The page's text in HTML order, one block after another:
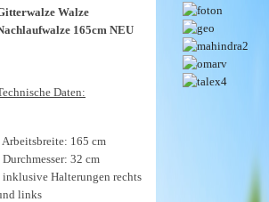
Walze
165cm NEU
Daten:
Arbeitsbreite: 165 cm
Durchmesser: 32 cm
inklusive Halterungen rechts
links